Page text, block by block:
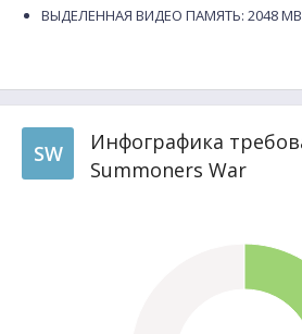
ВЫДЕЛЕННАЯ ВИДЕО ПАМЯТЬ: 2048 MB
SW
Инфографика
Summoners War